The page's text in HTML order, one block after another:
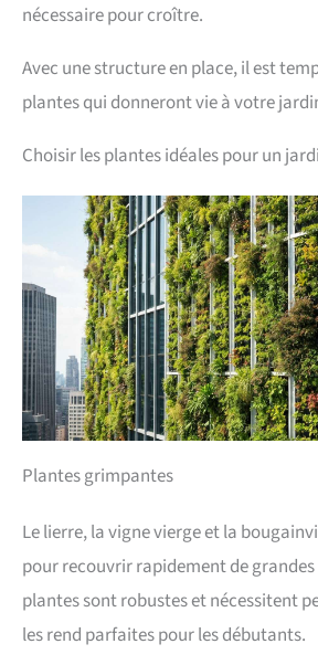
nécessaire pour croître.
Avec une structure en place, il est
plantes qui donneront vie à votre
Choisir les plantes idéales pour un
Plantes grimpantes
Le lierre, la vigne vierge et la
pour recouvrir rapidement de grandes
plantes sont robustes et nécessitent
les rend parfaites pour les débutants.